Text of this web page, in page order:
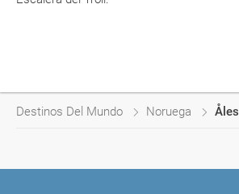
Destinos Del Mundo Noruega